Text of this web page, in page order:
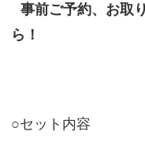
事前ご予約、お取
ら！
○セット内容